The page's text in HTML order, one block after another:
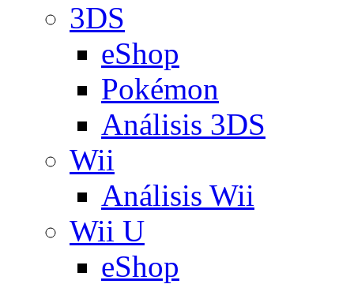
3DS
eShop
Pokémon
Análisis 3DS
Wii
Análisis Wii
Wii U
eShop